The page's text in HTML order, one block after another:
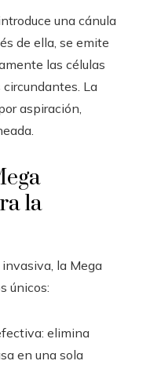
una cánula
de ella, se emite
las células
La
aspiración,
la
la Mega
únicos:
elimina
en una sola